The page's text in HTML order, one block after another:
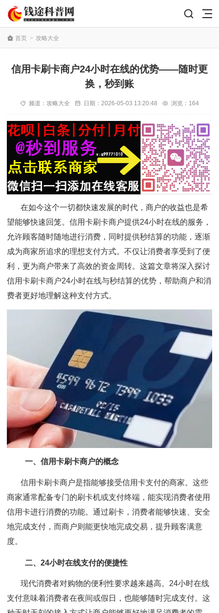
首页 > 攻略大全
信用卡刷卡商户24小时在线的优势——随时更
换，秒到账
频道： 攻略大全 日期： 2026-05-03 13:20:48 浏览：164
在如今这个一切都快速发展的时代，商户的收益也是希
望能够快速回笼。信用卡刷卡商户提供24小时在线的服务，
允许顾客随时随地进行消费，同时提供秒结算的功能，逐渐
成为商家所追求的理想支付方式。不仅让消费者享受到了便
利，更为商户带来了高效的资金周转。这篇文章将深入探讨
信用卡刷卡商户24小时在线与秒结算的优势，帮助商户和消
费者更好地理解这种支付方式。
一、信用卡刷卡商户的概念
信用卡刷卡商户是指能够接受信用卡支付的商家。这些
商家通常配备专门的刷卡机或支付终端，能实现消费者使用
信用卡进行消费的功能。通过刷卡，消费者能够快速、安全
地完成支付，而商户则能更快地完成交易，提升顾客满意
度。
二、24小时在线支付的便捷性
现代消费者对购物的便利性要求越来越高。24小时在线
支付意味着消费者在夜间或假日，也能够随时完成支付。这